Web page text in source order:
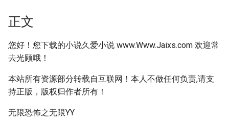
正文
您好！您下载的小说久爱小说 www.Www.Jaixs.com 欢迎常
去光顾哦！
本站所有资源部分转载自互联网！本人不做任何负责,请支
持正版，版权归作者所有！
无限恐怖之无限YY